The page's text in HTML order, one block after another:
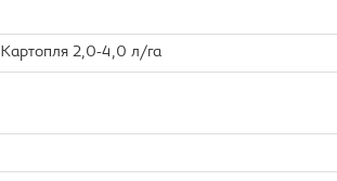
Картопля 2,0-4,0 л/га